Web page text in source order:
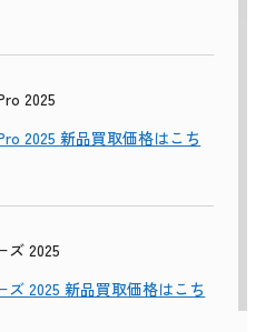
2025
2025 新品買取価格はこち
ズ 2025
ズ 2025 新品買取価格はこち